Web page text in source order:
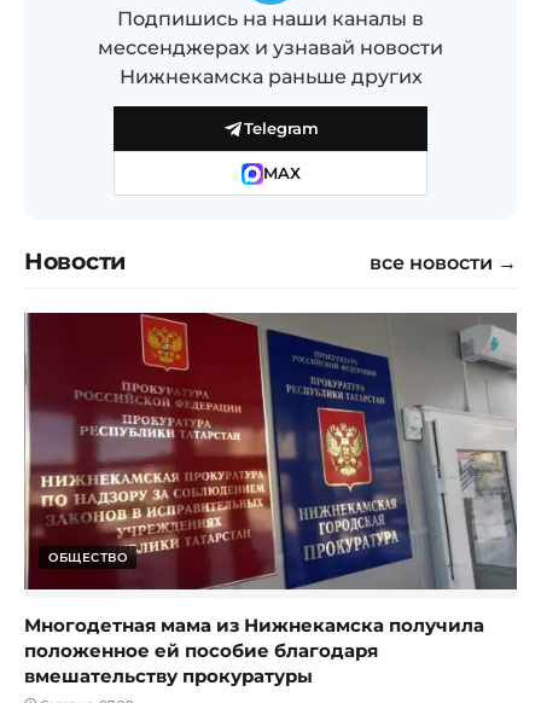
Подпишись на наши каналы в
мессенджерах и узнавай новости
Нижнекамска раньше других
Telegram
MAX
Новости все новости →
ОБЩЕСТВО
Многодетная мама из Нижнекамска получила
положенное ей пособие благодаря
вмешательству прокуратуры